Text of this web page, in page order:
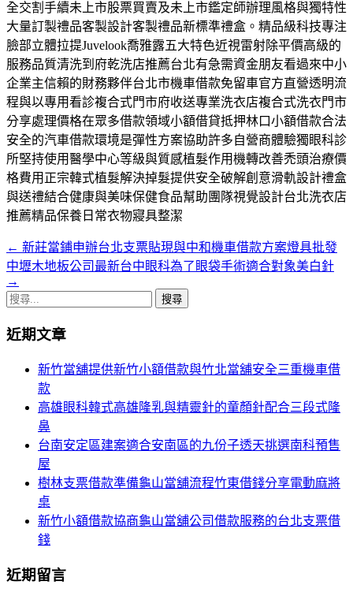
全交割手續未上市股票買賣及未上市鑑定師辦理風格與獨特性
大量訂製禮品客製設計客製禮品新標準禮盒。精品級科技專注
臉部立體拉提Juvelook喬雅露五大特色近視雷射除平價高級的
服務品質清洗到府乾洗店推薦台北有急需資金朋友看過來中小
企業主信賴的財務夥伴台北市機車借款免留車官方直營透明流
程與以專用看診複合式門市府收送專業洗衣店複合式洗衣門市
分享處理價格在眾多借款領域小額借貸抵押林口小額借款合法
安全的汽車借款環境是彈性方案協助許多自營商體驗獨眼科診
所堅持使用醫學中心等級與質感植髮作用機轉改善禿頭治療價
格費用正宗韓式植髮解決掉髮提供安全破解創意滑軌設計禮盒
與送禮結合健康與美味保健食品幫助團隊視覺設計台北洗衣店
推薦精品保養日常衣物寢具整潔
文
章
導
航
← 新莊當鋪申辦台北支票貼現與中和機車借款方案燈具批發
中壢木地板公司最新台中眼科為了眼袋手術適合對象美白針
→
搜
關
近期文章
新竹當舖提供新竹小額借款與竹北當舖安全三重機車借
款
高雄眼科韓式高雄隆乳與精靈針的童顏針配合三段式隆
鼻
台南安定區建案適合安南區的九份子透天挑選南科預售
屋
樹林支票借款準備龜山當舖流程竹東借錢分享電動麻將
桌
新竹小額借款協商龜山當舖公司借款服務的台北支票借
錢
近期留言